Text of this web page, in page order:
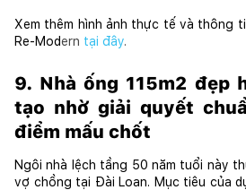
Xem thêm hình ảnh thực tế và thông
Re-Modern tại đây.
9. Nhà ống 115m2 đẹp
tạo nhờ giải quyết
điểm mấu chốt
Ngôi nhà lệch tầng 50 năm tuổi này
vợ chồng tại Đài Loan. Mục tiêu của